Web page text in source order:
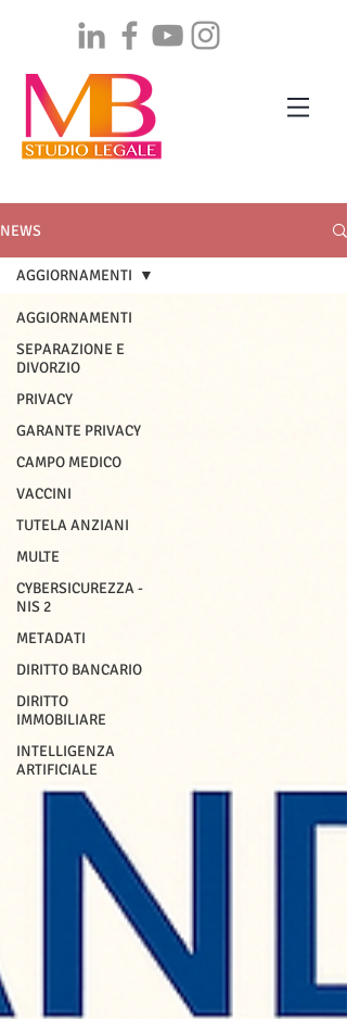
NEWS
AGGIORNAMENTI
SEPARAZIONE E
DIVORZIO
PRIVACY
GARANTE PRIVACY
CAMPO MEDICO
VACCINI
TUTELA ANZIANI
MULTE
CYBERSICUREZZA -
NIS 2
METADATI
DIRITTO BANCARIO
DIRITTO
IMMOBILIARE
INTELLIGENZA
ARTIFICIALE
AGGIORNAMENTI